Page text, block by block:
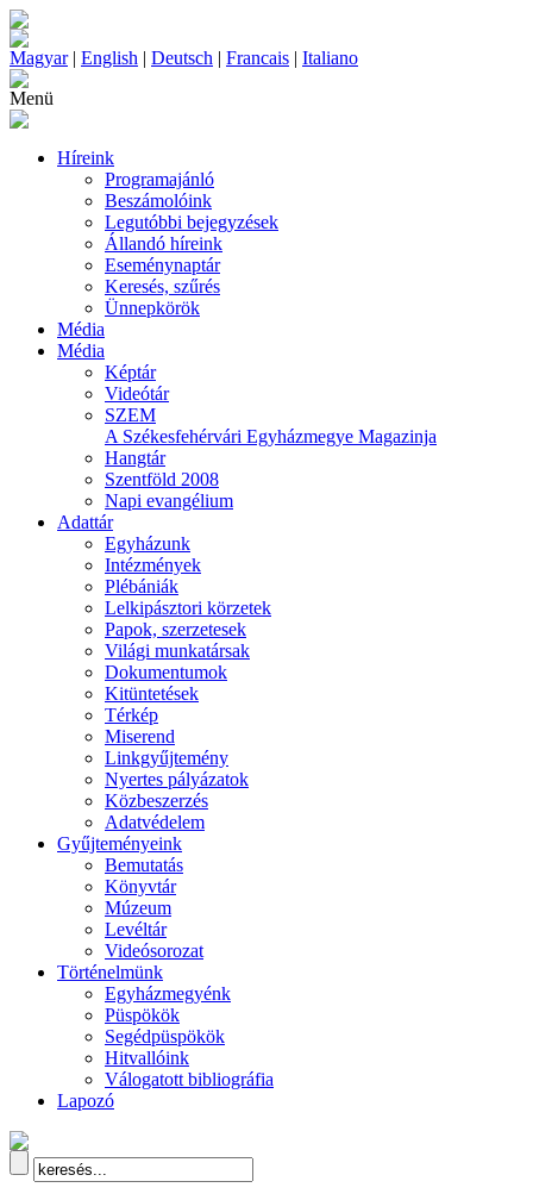
Magyar| English | Deutsch | Francais | Italiano
Menü
Híreink
Programajánló
Beszámolóink
Legutóbbi bejegyzések
Állandó híreink
Eseménynaptár
Keresés, szűrés
Ünnepkörök
Média
Média
Képtár
Videótár
SZEM
A Székesfehérvári Egyházmegye Magazinja
Hangtár
Szentföld 2008
Napi evangélium
Adattár
Egyházunk
Intézmények
Plébániák
Lelkipásztori körzetek
Papok, szerzetesek
Világi munkatársak
Dokumentumok
Kitüntetések
Térkép
Miserend
Linkgyűjtemény
Nyertes pályázatok
Közbeszerzés
Adatvédelem
Gyűjteményeink
Bemutatás
Könyvtár
Múzeum
Levéltár
Videósorozat
Történelmünk
Egyházmegyénk
Püspökök
Segédpüspökök
Hitvallóink
Válogatott bibliográfia
Lapozó